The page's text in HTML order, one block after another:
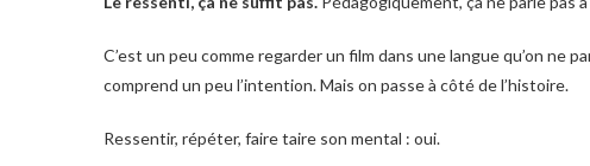
C’est un peu comme regarder un film dans une langue qu’on ne
comprend un peu l’intention. Mais on passe à côté de l’histoire.
Ressentir, répéter, faire taire son mental : oui.